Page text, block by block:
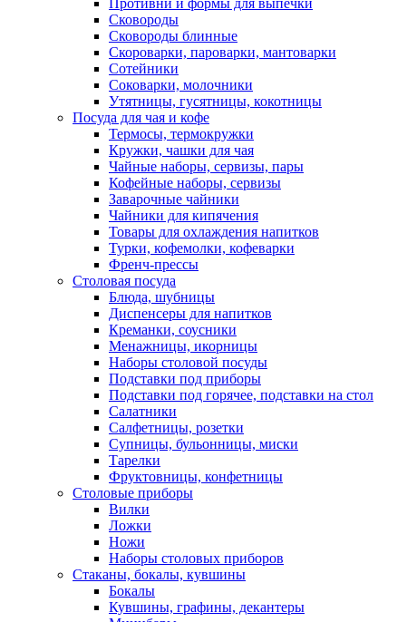
Противни и формы для выпечки
Сковороды
Сковороды блинные
Скороварки, пароварки, мантоварки
Сотейники
Соковарки, молочники
Утятницы, гусятницы, кокотницы
Посуда для чая и кофе
Термосы, термокружки
Кружки, чашки для чая
Чайные наборы, сервизы, пары
Кофейные наборы, сервизы
Заварочные чайники
Чайники для кипячения
Товары для охлаждения напитков
Турки, кофемолки, кофеварки
Френч-прессы
Столовая посуда
Блюда, шубницы
Диспенсеры для напитков
Креманки, соусники
Менажницы, икорницы
Наборы столовой посуды
Подставки под приборы
Подставки под горячее, подставки на стол
Салатники
Салфетницы, розетки
Супницы, бульонницы, миски
Тарелки
Фруктовницы, конфетницы
Столовые приборы
Вилки
Ложки
Ножи
Наборы столовых приборов
Стаканы, бокалы, кувшины
Бокалы
Кувшины, графины, декантеры